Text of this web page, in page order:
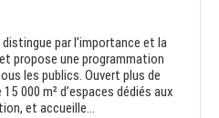
par l’importance et la
propose une programmation
les publics. Ouvert plus de
000 m² d’espaces dédiés aux
et accueille...